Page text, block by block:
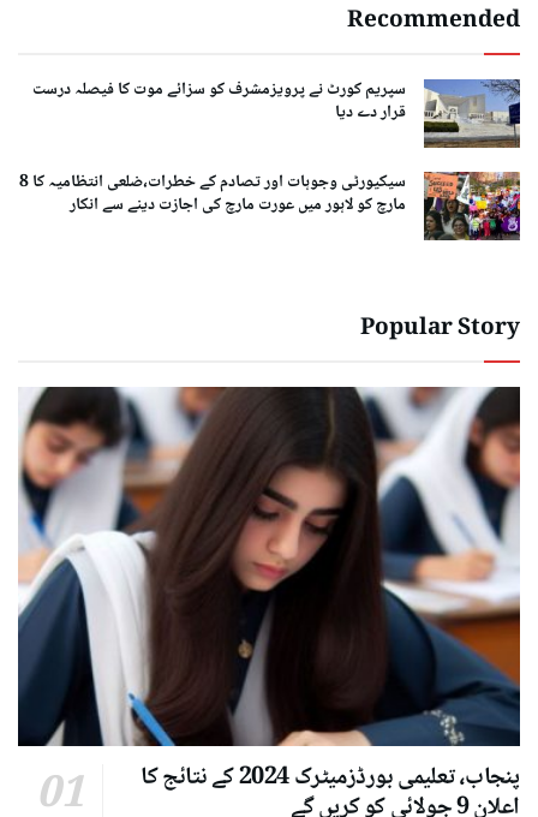
Recommended
سپریم کورٹ نے پرویزمشرف کو سزائے موت کا فیصلہ درست
قرار دے دیا
سیکیورٹی وجوہات اور تصادم کے خطرات،ضلعی انتظامیہ کا 8
مارچ کو لاہور میں عورت مارچ کی اجازت دینے سے انکار
Popular Story
پنجاب، تعلیمی بورڈزمیٹرک 2024 کے نتائج کا
اعلان 9 جولائی کو کریں گے